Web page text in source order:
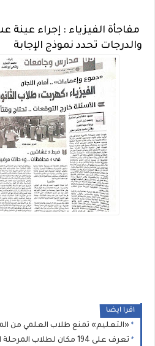
مفاجأة الفيزياء : إجراء عينة
والدرجات تحدد نموذج الإجابة
اقرا ايضا
«التعليم» تمنع طلاب العلمي من
تعرف على 194 مكان لطلاب المرحلة الثالثة